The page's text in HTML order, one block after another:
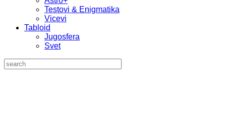
Testovi & Enigmatika
Vicevi
Tabloid
Jugosfera
Svet